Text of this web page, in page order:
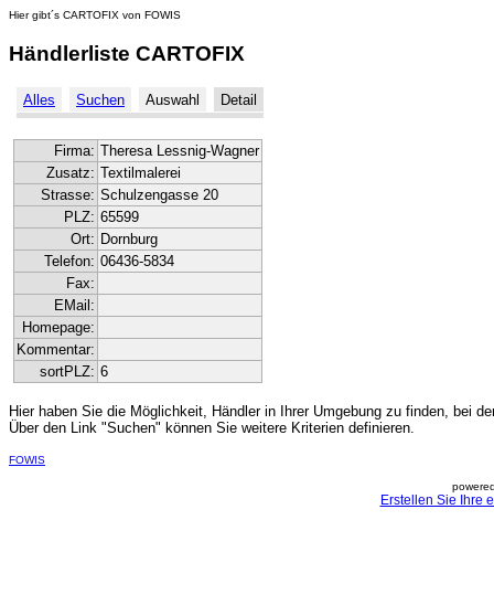
Hier gibt´s CARTOFIX von FOWIS
Händlerliste CARTOFIX
Alles Suchen Auswahl Detail
Firma: Theresa Lessnig-Wagner
Zusatz: Textilmalerei
Strasse: Schulzengasse 20
PLZ: 65599
Ort: Dornburg
Telefon: 06436-5834
Fax:
EMail:
Homepage:
Kommentar:
sortPLZ: 6
Hier haben Sie die Möglichkeit, Händler in Ihrer Umgebung zu finden, bei
Über den Link "Suchen" können Sie weitere Kriterien definieren.
FOWIS
Erstellen Sie Ihre